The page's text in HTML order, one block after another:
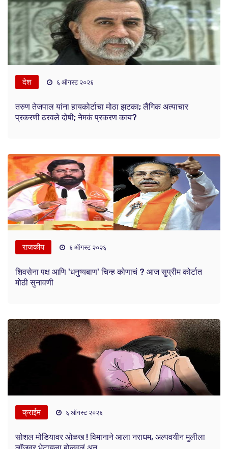
देश ६ ऑगस्ट २०२६
तरुण तेजपाल यांना हायकोर्टाचा मोठा झटका; लैंगिक अत्याचार
प्रकरणी ठरवले दोषी; नेमकं प्रकरण काय?
राजकीय ६ ऑगस्ट २०२६
शिवसेना पक्ष आणि 'धनुष्यबाण' चिन्ह कोणाचं ? आज सुप्रीम कोर्टात
मोठी सुनावणी
क्राईम ६ ऑगस्ट २०२६
सोशल मोडियावर ओळख ! विमानाने आला नराधम, अल्पवयीन मुलीला